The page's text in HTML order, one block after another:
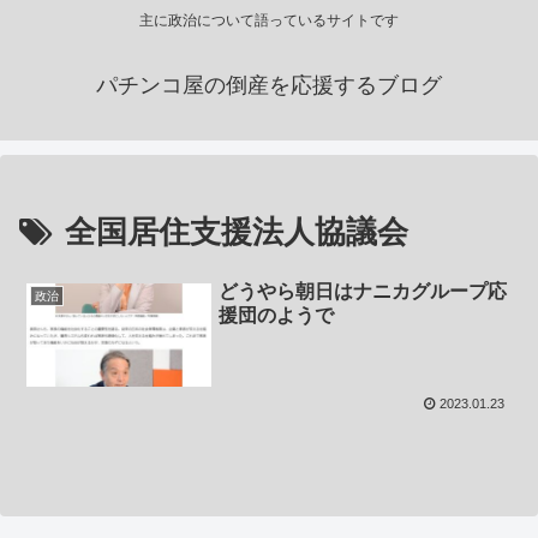
主に政治について語っているサイトです
パチンコ屋の倒産を応援するブログ
全国居住支援法人協議会
政治
どうやら朝日はナニカグループ応
援団のようで
2023.01.23